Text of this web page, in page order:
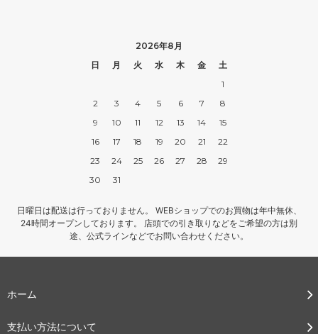
2026年8月
日
月 火 水 木 金
土
1
2
3 4 5 6 7
8
9
10 11 12 13 14
15
16
17 18 19 20 21
22
23
24 25 26 27 28
29
30
31
日曜日は配送は行っておりません。 WEBショップでのお買物は年中無休、
24時間オープンしております。 店頭での引き取りなどをご希望の方は別
途、公式ラインなどでお問い合わせください。
ホーム
支払い方法について